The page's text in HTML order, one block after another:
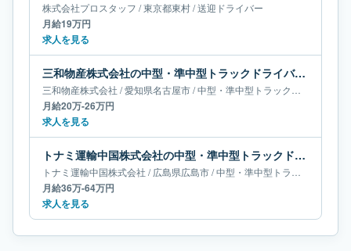
株式会社プロスタッフ /東京都東村/送迎ドライバー
月給19万円
求人を見る
三和物産株式会社の中型・準中型トラックドライバー求人｜愛知県名古屋市｜月給20万-26万円
三和物産株式会社 /愛知県名古屋市/中型・準中型トラックドライバー
月給20万-26万円
求人を見る
トナミ運輸中国株式会社の中型・準中型トラックドライバー求人｜広島県広島市｜月給36万-64万円
トナミ運輸中国株式会社 /広島県広島市/中型・準中型トラックドライバー
月給36万-64万円
求人を見る